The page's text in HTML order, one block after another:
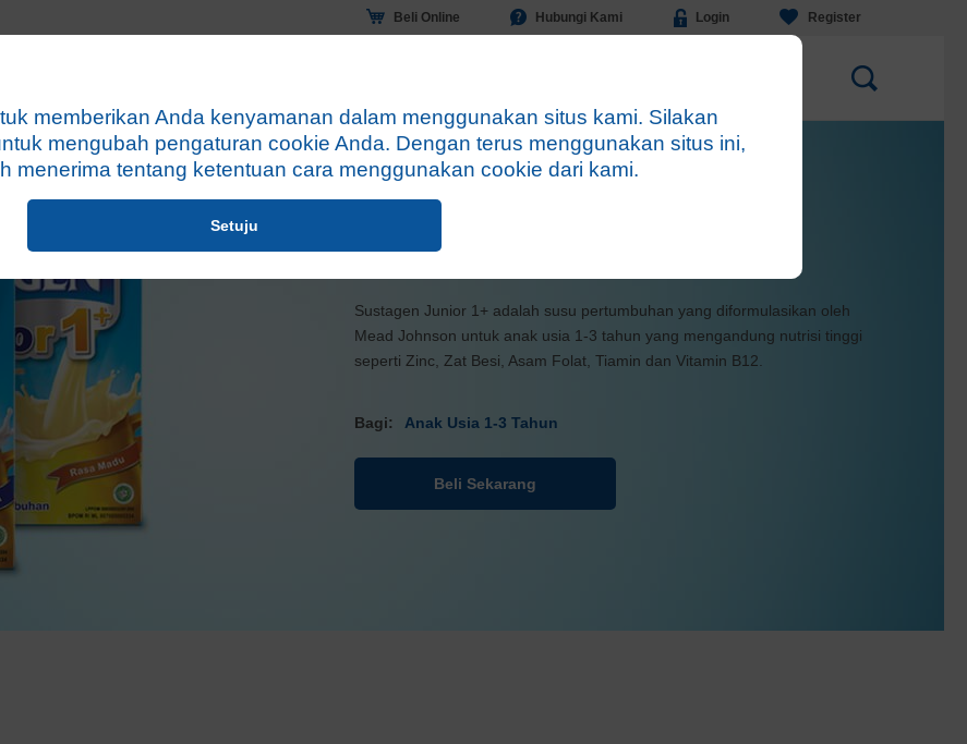
Beli Online Hubungi Kami Login Register
memberikan Anda kenyamanan dalam menggunakan situs kami. Silakan
mengubah pengaturan cookie Anda. Dengan terus menggunakan situs ini,
menerima tentang ketentuan cara menggunakan cookie dari kami.
Setuju
Sustagen Junior 1+
Sustagen Junior 1+ adalah susu pertumbuhan yang diformulasikan oleh
Mead Johnson untuk anak usia 1-3 tahun yang mengandung nutrisi tinggi
seperti Zinc, Zat Besi, Asam Folat, Tiamin dan Vitamin B12.
Bagi: Anak Usia 1-3 Tahun
Beli Sekarang